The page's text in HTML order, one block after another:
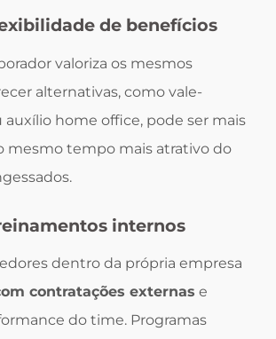
de benefícios
valoriza os mesmos
alternativas, como vale-
home office, pode ser mais
mesmo tempo mais atrativo do
internos
dentro da própria empresa
contratações externas e
do time. Programas